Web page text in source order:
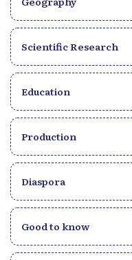
Scientific Research
Education
Production
Diaspora
Good to know